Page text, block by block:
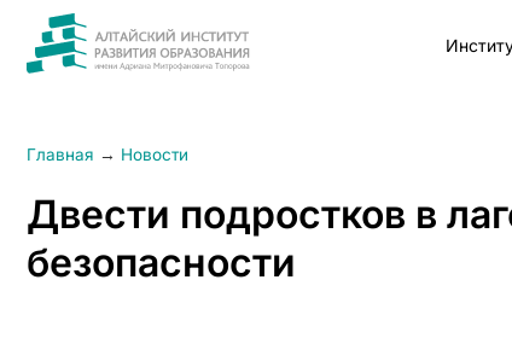
Главная → Новости
Двести подростков в
безопасности